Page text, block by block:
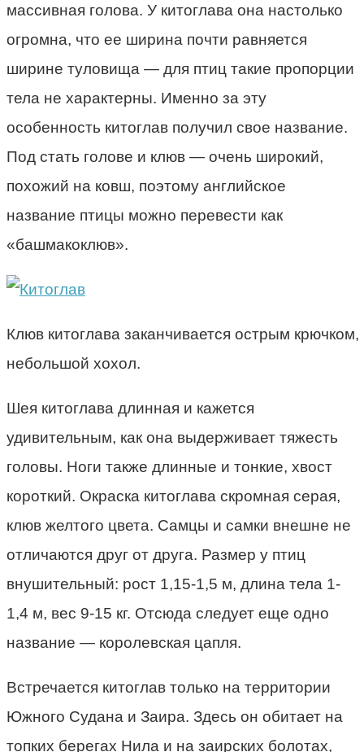
массивная голова. У китоглава она настолько
огромна, что ее ширина почти равняется
ширине туловища — для птиц такие пропорции
тела не характерны. Именно за эту
особенность китоглав получил свое название.
Под стать голове и клюв — очень широкий,
похожий на ковш, поэтому английское
название птицы можно перевести как
«башмакоклюв».
Клюв китоглава заканчивается острым
небольшой хохол.
Шея китоглава длинная и кажется
удивительным, как она выдерживает тяжесть
головы. Ноги также длинные и тонкие, хвост
короткий. Окраска китоглава скромная серая,
клюв желтого цвета. Самцы и самки внешне не
отличаются друг от друга. Размер у птиц
внушительный: рост 1,15-1,5 м, длина тела 1-
1,4 м, вес 9-15 кг. Отсюда следует еще одно
название — королевская цапля.
Встречается китоглав только на территории
Южного Судана и Заира. Здесь он обитает на
топких берегах Нила и на заирских болотах,